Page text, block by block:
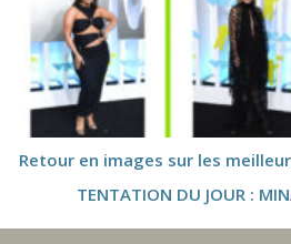
Retour en images sur les
TENTATION DU JOUR :